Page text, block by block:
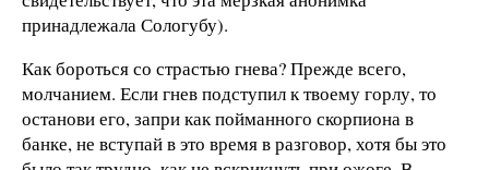
принадлежала Сологубу).
Как бороться со страстью гнева? Прежде всего,
молчанием. Если гнев подступил к твоему горлу, то
останови его, запри как пойманного скорпиона в
банке, не вступай в это время в разговор, хотя бы это